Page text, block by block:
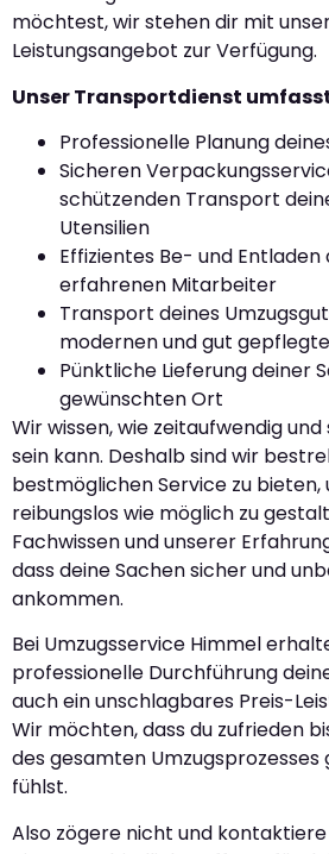
möchtest, wir stehen dir mit
Leistungsangebot zur Verfügung.
Unser Transportdienst
Professionelle Planung
Sicheren
schützenden Transport
Utensilien
Effizientes Be- und
erfahrenen Mitarbeiter
Transport deines
modernen und gut
Pünktliche Lieferung deiner
gewünschten Ort
Wir wissen, wie zeitaufwendig
sein kann. Deshalb sind wir
bestmöglichen Service zu bieten,
reibungslos wie möglich zu
Fachwissen und unserer
dass deine Sachen sicher und
ankommen.
Bei Umzugsservice Himmel
professionelle Durchführung
auch ein unschlagbares Preis-
Wir möchten, dass du zufrieden
des gesamten
fühlst.
Also zögere nicht und